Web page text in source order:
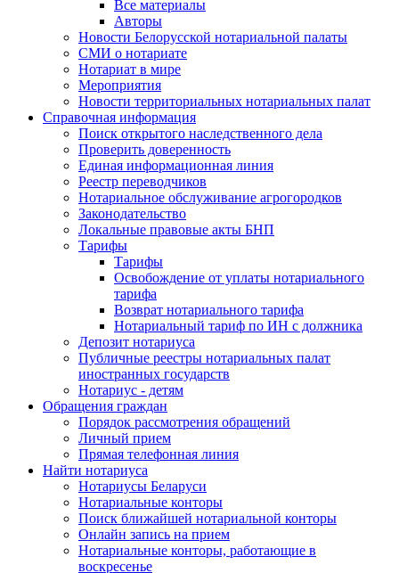
Все материалы
Авторы
Новости Белорусской нотариальной палаты
СМИ о нотариате
Нотариат в мире
Мероприятия
Новости территориальных нотариальных палат
Справочная информация
Поиск открытого наследственного дела
Проверить доверенность
Единая информационная линия
Реестр переводчиков
Нотариальное обслуживание агрогородков
Законодательство
Локальные правовые акты БНП
Тарифы
Тарифы
Освобождение от уплаты нотариального
тарифа
Возврат нотариального тарифа
Нотариальный тариф по ИН с должника
Депозит нотариуса
Публичные реестры нотариальных палат
иностранных государств
Нотариус - детям
Обращения граждан
Порядок рассмотрения обращений
Личный прием
Прямая телефонная линия
Найти нотариуса
Нотариусы Беларуси
Нотариальные конторы
Поиск ближайшей нотариальной конторы
Онлайн запись на прием
Нотариальные конторы, работающие в
воскресенье